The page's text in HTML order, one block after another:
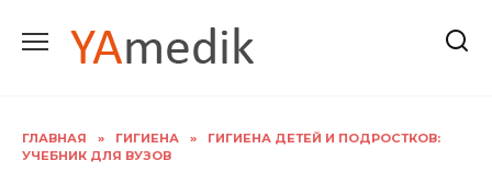
содержанию
ГЛАВНАЯ » ГИГИЕНА »
ГИГИЕНА ДЕТЕЙ И ПОДРОСТКОВ:
УЧЕБНИК ДЛЯ ВУЗОВ